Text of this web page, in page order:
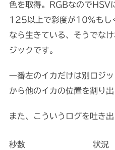
色を取得。RGBなのでHSV
125以上で彩度が10%も
なら生きている、そうでな
ジックです。
一番左のイカだけは別ロジ
から他のイカの位置を割り出
また、こういうログを吐き出
秒数 状況